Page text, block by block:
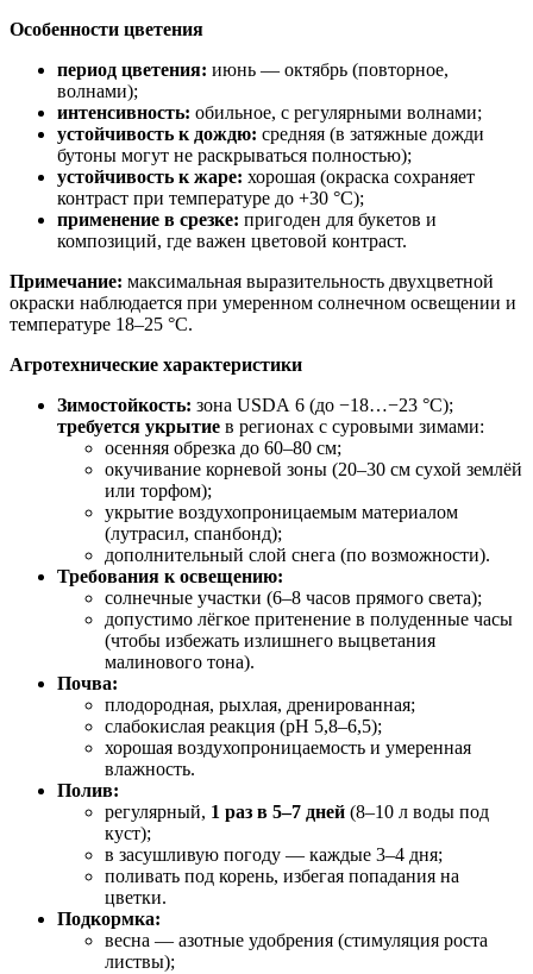
Особенности цветения
период цветения: июнь — октябрь (повторное,
волнами);
интенсивность: обильное, с регулярными волнами;
устойчивость к дождю: средняя (в затяжные дожди
бутоны могут не раскрываться полностью);
устойчивость к жаре: хорошая (окраска сохраняет
контраст при температуре до +30 °C);
применение в срезке: пригоден для букетов и
композиций, где важен цветовой контраст.
Примечание: максимальная выразительность двухцветной
окраски наблюдается при умеренном солнечном освещении и
температуре 18–25 °C.
Агротехнические характеристики
Зимостойкость: зона USDA 6 (до −18…−23 °C);
требуется укрытие в регионах с суровыми зимами:
осенняя обрезка до 60–80 см;
окучивание корневой зоны (20–30 см сухой землёй
или торфом);
укрытие воздухопроницаемым материалом
(лутрасил, спанбонд);
дополнительный слой снега (по возможности).
Требования к освещению:
солнечные участки (6–8 часов прямого света);
допустимо лёгкое притенение в полуденные часы
(чтобы избежать излишнего выцветания
малинового тона).
Почва:
плодородная, рыхлая, дренированная;
слабокислая реакция (pH 5,8–6,5);
хорошая воздухопроницаемость и умеренная
влажность.
Полив:
регулярный, 1 раз в 5–7 дней (8–10 л воды под
куст);
в засушливую погоду — каждые 3–4 дня;
поливать под корень, избегая попадания на
цветки.
Подкормка:
весна — азотные удобрения (стимуляция роста
листвы);